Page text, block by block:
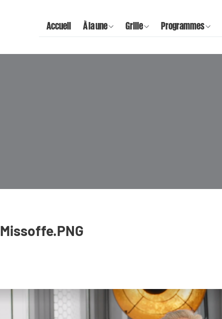
Accueil À la une Grille Programmes